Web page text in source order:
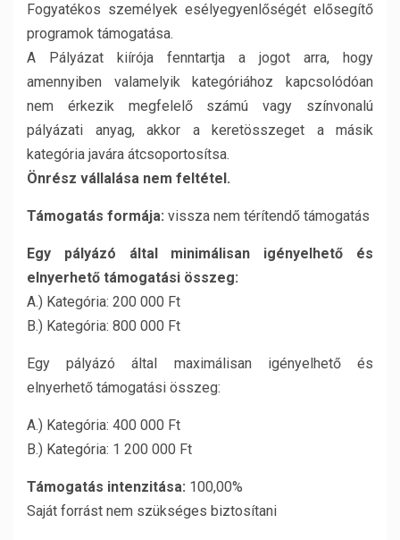
Fogyatékos személyek esélyegyenlőségét elősegítő
programok támogatása.
A Pályázat kiírója fenntartja a jogot arra, hogy
amennyiben valamelyik kategóriához kapcsolódóan
nem érkezik megfelelő számú vagy színvonalú
pályázati anyag, akkor a keretösszeget a másik
kategória javára átcsoportosítsa.
Önrész vállalása nem feltétel.
Támogatás formája: vissza nem térítendő támogatás
Egy pályázó által minimálisan igényelhető és
elnyerhető támogatási összeg:
A.) Kategória: 200 000 Ft
B.) Kategória: 800 000 Ft
Egy pályázó által maximálisan igényelhető és
elnyerhető támogatási összeg:
A.) Kategória: 400 000 Ft
B.) Kategória: 1 200 000 Ft
Támogatás intenzitása: 100,00%
Saját forrást nem szükséges biztosítani